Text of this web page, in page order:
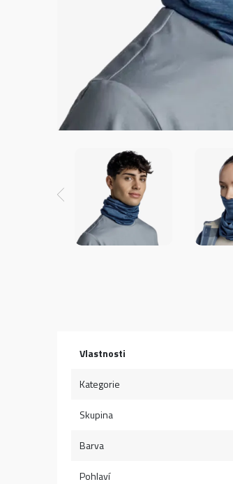
Vlastnosti
Kategorie
Skupina
Barva
Pohlaví